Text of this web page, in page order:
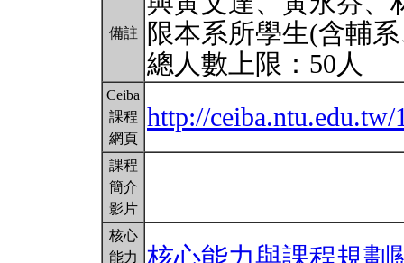
備註
限本系所學生(含輔
總人數上限：50人
Ceiba
課程
網頁
http://
課程
簡介
影片
核心
能力